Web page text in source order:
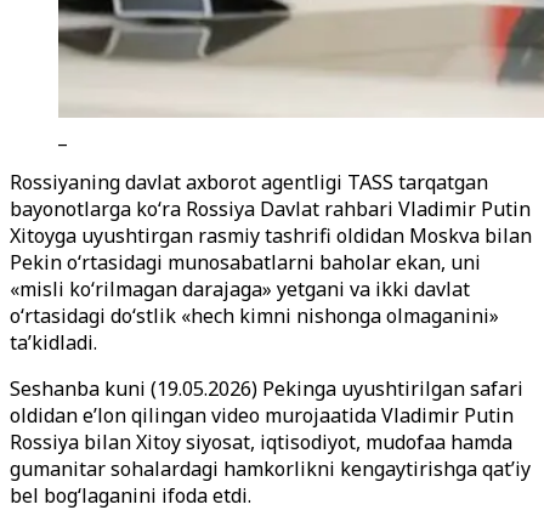
Rossiyaning davlat axborot agentligi TASS tarqatgan
bayonotlarga ko‘ra Rossiya Davlat rahbari Vladimir Putin
Xitoyga uyushtirgan rasmiy tashrifi oldidan Moskva bilan
Pekin o‘rtasidagi munosabatlarni baholar ekan, uni
«misli ko‘rilmagan darajaga» yetgani va ikki davlat
o‘rtasidagi do‘stlik «hech kimni nishonga olmaganini»
ta’kidladi.
Seshanba kuni (19.05.2026) Pekinga uyushtirilgan safari
oldidan e’lon qilingan video murojaatida Vladimir Putin
Rossiya bilan Xitoy siyosat, iqtisodiyot, mudofaa hamda
gumanitar sohalardagi hamkorlikni kengaytirishga qat’iy
bel bog‘laganini ifoda etdi.